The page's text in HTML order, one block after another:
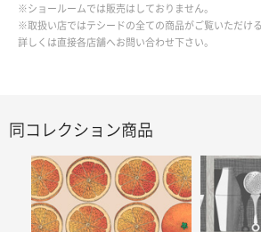
※ショールームでは販売はしておりません。
※取扱い店ではテシードの全ての商品がご覧いただけ
詳しくは直接各店舗へお問い合わせ下さい。
同コレクション商品